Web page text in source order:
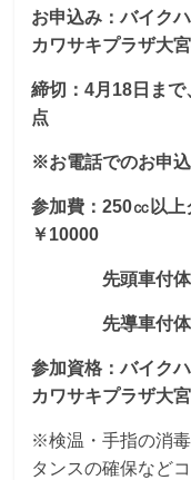
お申込み：バイク
カワサキプラザ大
締切：4月18日ま
点
※お電話でのお申
参加費：250㏄以
￥10000
先頭車付体験
先導車付体験
参加資格：バイク
カワサキプラザ大
※検温・手指の消
タンスの確保など